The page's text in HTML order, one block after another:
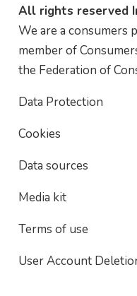
All rights reserved
We are a consumers
member of
the Federation of
Data Protection
Cookies
Data sources
Media kit
Terms of use
User Account